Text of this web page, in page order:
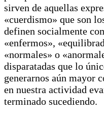
sirven de aquellas
«cuerdismo» que son
definen socialmente
«enfermos»,
«normales» o
disparatadas que lo
generarnos aún mayor
en nuestra actividad
terminado sucediendo.